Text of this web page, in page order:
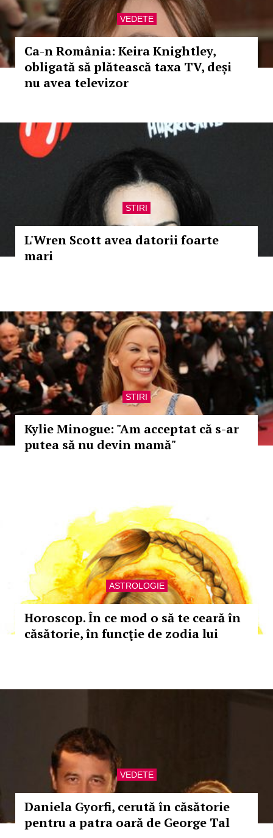
VEDETE
Ca-n România: Keira Knightley,
obligată să plătească taxa TV, deși
nu avea televizor
STIRI
L'Wren Scott avea datorii foarte
mari
STIRI
Kylie Minogue: "Am acceptat că s-ar
putea să nu devin mamă"
ASTROLOGIE
Horoscop. În ce mod o să te ceară în
căsătorie, în funcţie de zodia lui
VEDETE
Daniela Gyorfi, cerută în căsătorie
pentru a patra oară de George Tal